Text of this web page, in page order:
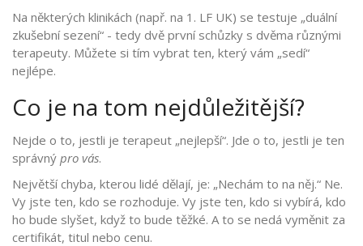
Na některých klinikách (např. na 1. LF UK) se testuje „duální
zkušební sezení“ - tedy dvě první schůzky s dvěma různými
terapeuty. Můžete si tím vybrat ten, který vám „sedí“
nejlépe.
Co je na tom nejdůležitější?
Nejde o to, jestli je terapeut „nejlepší“. Jde o to, jestli je ten
správný pro vás.
Největší chyba, kterou lidé dělají, je: „Nechám to na něj.“ Ne.
Vy jste ten, kdo se rozhoduje. Vy jste ten, kdo si vybírá, kdo
ho bude slyšet, když to bude těžké. A to se nedá vyměnit za
certifikát, titul nebo cenu.